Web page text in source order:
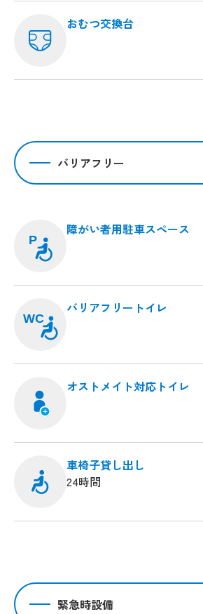
おむつ交換台
バリアフリー
P
障がい者用駐車スペース
WC
バリアフリートイレ
オストメイト対応トイレ
車椅子貸し出し
24時間
緊急時設備